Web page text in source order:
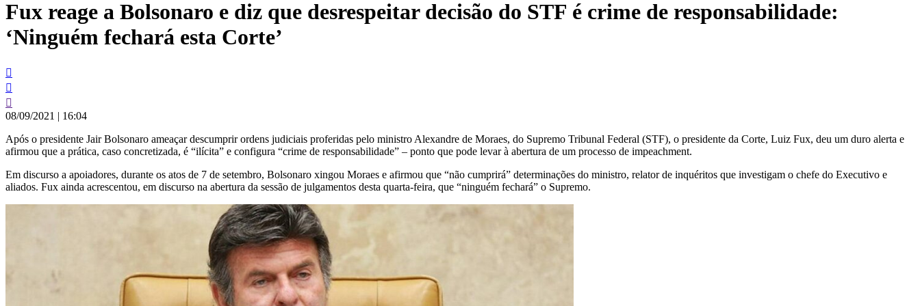
conteúdo
Fux reage a Bolsonaro e diz que desrespeitar decisão do STF é crime de responsabilidade:
‘Ninguém fechará esta Corte’
08/09/2021 | 16:04
Após o presidente Jair Bolsonaro ameaçar descumprir ordens judiciais proferidas pelo ministro Alexandre de Moraes, do Supremo Tribunal Federal (STF), o presidente da Corte, Luiz Fux, deu um duro alerta e
afirmou que a prática, caso concretizada, é “ilícita” e configura “crime de responsabilidade” – ponto que pode levar à abertura de um processo de impeachment.
Em discurso a apoiadores, durante os atos de 7 de setembro, Bolsonaro xingou Moraes e afirmou que “não cumprirá” determinações do ministro, relator de inquéritos que investigam o chefe do Executivo e
aliados. Fux ainda acrescentou, em discurso na abertura da sessão de julgamentos desta quarta-feira, que “ninguém fechará” o Supremo.